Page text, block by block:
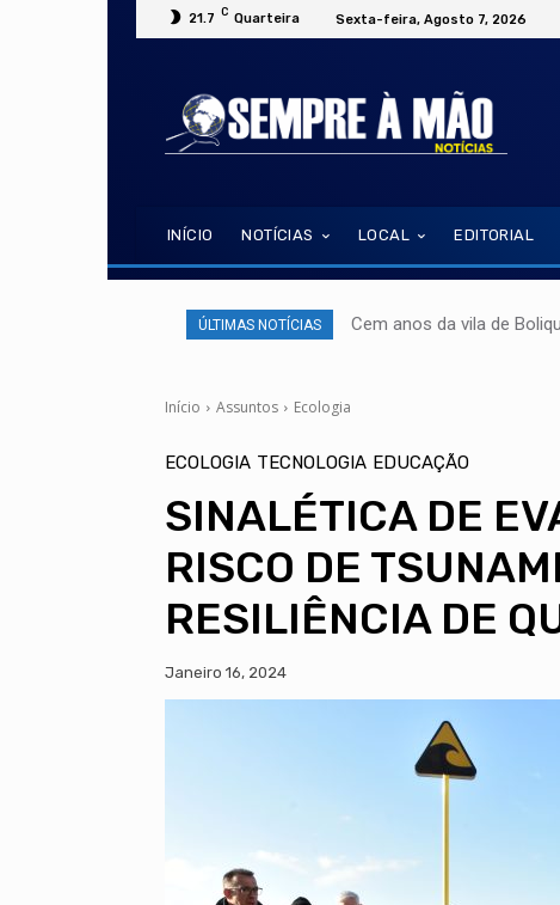
21.7 C Quarteira Sexta-feira, Agosto 7, 2026
INÍCIO NOTÍCIAS LOCAL EDITORIAL
ÚLTIMAS NOTÍCIAS Cem anos da vila de
Início Assuntos Ecologia
ECOLOGIA TECNOLOGIA EDUCAÇÃO
SINALÉTICA DE
RISCO DE
RESILIÊNCIA DE
Janeiro 16, 2024